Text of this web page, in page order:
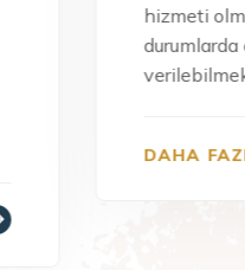
birlikte bazı
de